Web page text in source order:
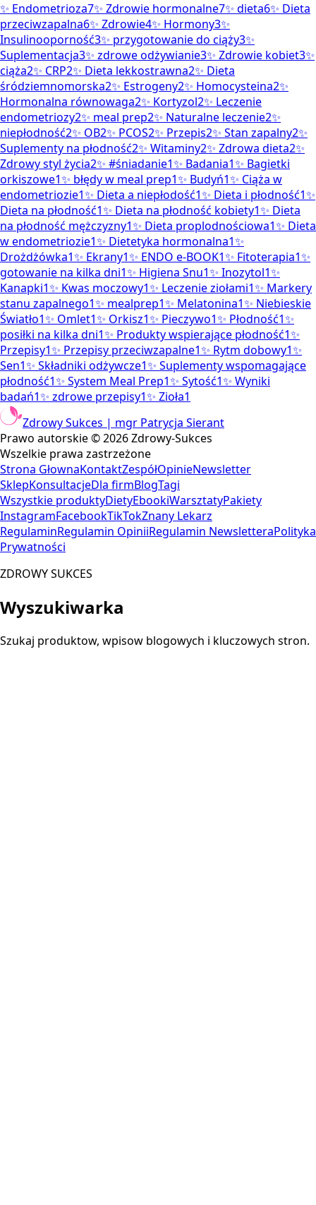
✨ Endometrioza7✨ Zdrowie hormonalne7✨ dieta6✨ Dieta
przeciwzapalna6✨ Zdrowie4✨ Hormony3✨
Insulinooporność3✨ przygotowanie do ciąży3✨
Suplementacja3✨ zdrowe odżywianie3✨ Zdrowie kobiet3✨
ciąża2✨ CRP2✨ Dieta lekkostrawna2✨ Dieta
śródziemnomorska2✨ Estrogeny2✨ Homocysteina2✨
Hormonalna równowaga2✨ Kortyzol2✨ Leczenie
endometriozy2✨ meal prep2✨ Naturalne leczenie2✨
niepłodność2✨ OB2✨ PCOS2✨ Przepis2✨ Stan zapalny2✨
Suplementy na płodność2✨ Witaminy2✨ Zdrowa dieta2✨
Zdrowy styl życia2✨ #śniadanie1✨ Badania1✨ Bagietki
orkiszowe1✨ błędy w meal prep1✨ Budyń1✨ Ciąża w
endometriozie1✨ Dieta a niepłodość1✨ Dieta i płodność1✨
Dieta na płodność1✨ Dieta na płodność kobiety1✨ Dieta
na płodność mężczyzny1✨ Dieta proplodnościowa1✨ Dieta
w endometriozie1✨ Dietetyka hormonalna1✨
Drożdżówka1✨ Ekrany1✨ ENDO e-BOOK1✨ Fitoterapia1✨
gotowanie na kilka dni1✨ Higiena Snu1✨ Inozytol1✨
Kanapki1✨ Kwas moczowy1✨ Leczenie ziołami1✨ Markery
stanu zapalnego1✨ mealprep1✨ Melatonina1✨ Niebieskie
Światło1✨ Omlet1✨ Orkisz1✨ Pieczywo1✨ Płodność1✨
posiłki na kilka dni1✨ Produkty wspierające płodność1✨
Przepisy1✨ Przepisy przeciwzapalne1✨ Rytm dobowy1✨
Sen1✨ Składniki odżywcze1✨ Suplementy wspomagające
płodność1✨ System Meal Prep1✨ Sytość1✨ Wyniki
badań1✨ zdrowe przepisy1✨ Zioła1
Zdrowy Sukces | mgr Patrycja Sierant
Prawo autorskie ©2026Zdrowy-Sukces
Wszelkie prawa zastrzeżone
Strona GłownaKontaktZespółOpinieNewsletter
SklepKonsultacjeDla firmBlogTagi
Wszystkie produktyDietyEbookiWarsztatyPakiety
InstagramFacebookTikTokZnany Lekarz
RegulaminRegulamin OpiniiRegulamin NewsletteraPolityka
Prywatności
ZDROWY SUKCES
Wyszukiwarka
Szukaj produktow, wpisow blogowych i kluczowych stron.